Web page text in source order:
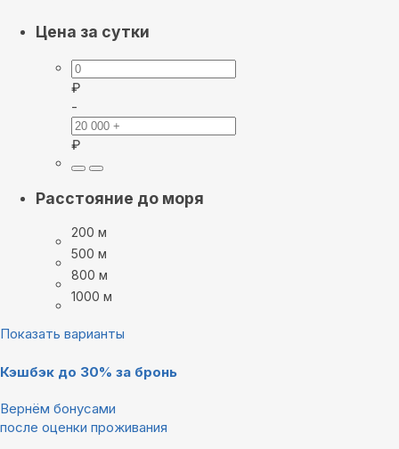
Цена за сутки
₽
-
₽
Расстояние до моря
200 м
500 м
800 м
1000 м
Показать варианты
Кэшбэк до 30% за бронь
Вернём бонусами
после оценки проживания